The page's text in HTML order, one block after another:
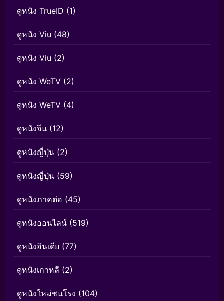
ดูหนัง TrueID (1)
ดูหนัง Viu (48)
ดูหนัง Viu (2)
ดูหนัง WeTV (2)
ดูหนัง WeTV (4)
ดูหนังจีน (12)
ดูหนังญี่ปุ่น (2)
ดูหนังญี่ปุ่น (59)
ดูหนังภาคต่อ (45)
ดูหนังออนไลน์ (519)
ดูหนังอินเดีย (77)
ดูหนังเกาหลี (2)
ดูหนังใหม่ชนโรง (104)